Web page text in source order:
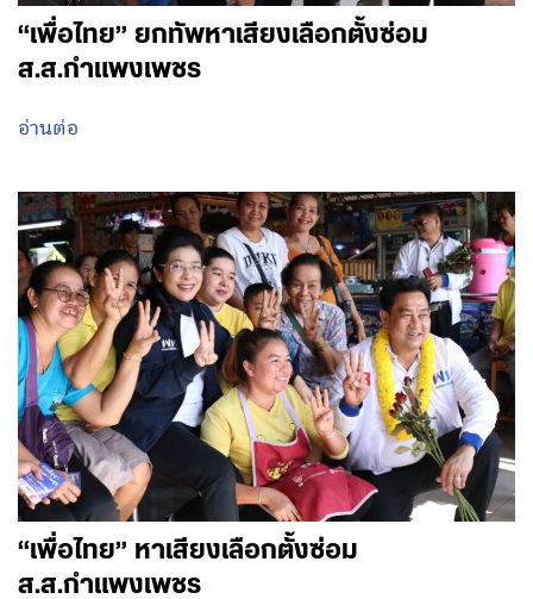
“เพื่อไทย” ยกทัพหาเสียงเลือกตั้งซ่อม
ส.ส.กำแพงเพชร
อ่านต่อ
“เพื่อไทย” หาเสียงเลือกตั้งซ่อม
ส.ส.กำแพงเพชร